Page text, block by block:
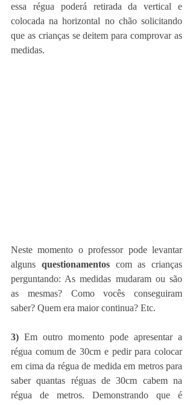
essa régua poderá retirada da vertical e
colocada na horizontal no chão solicitando
que as crianças se deitem para comprovar as
medidas.
Neste momento o professor pode levantar
alguns questionamentos com as crianças
perguntando: As medidas mudaram ou são
as mesmas? Como vocês conseguiram
saber? Quem era maior continua? Etc.
3) Em outro momento pode apresentar a
régua comum de 30cm e pedir para colocar
em cima da régua de medida em metros para
saber quantas réguas de 30cm cabem na
régua de metros. Demonstrando que é